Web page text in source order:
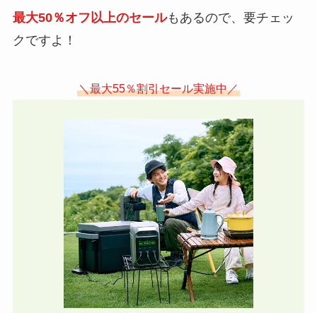
最大50％オフ以上のセールもあるので、要チェッ
クですよ！
＼最大55％割引セール実施中／